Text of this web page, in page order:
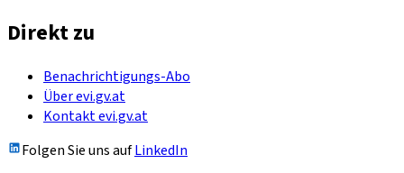
Direkt zu
Benachrichtigungs-Abo
Über evi.gv.at
Kontakt evi.gv.at
Folgen Sie uns aufLinkedIn